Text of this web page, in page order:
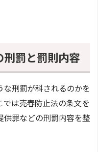
罰と罰則内容
刑罰が科されるのかを
は売春防止法の条文を
供罪などの刑罰内容を整